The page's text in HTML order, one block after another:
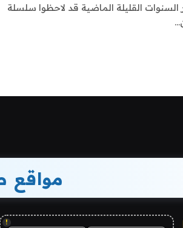
السنوات القليلة الماضية قد لاحظوا سلسلة
مواقع
!